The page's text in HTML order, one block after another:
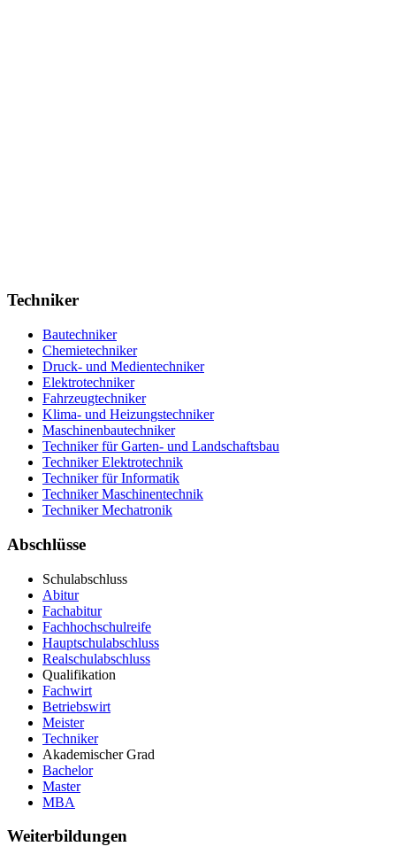
Techniker
Bautechniker
Chemietechniker
Druck- und Medientechniker
Elektrotechniker
Fahrzeugtechniker
Klima- und Heizungstechniker
Maschinenbautechniker
Techniker für Garten- und Landschaftsbau
Techniker Elektrotechnik
Techniker für Informatik
Techniker Maschinentechnik
Techniker Mechatronik
Abschlüsse
Schulabschluss
Abitur
Fachabitur
Fachhochschulreife
Hauptschulabschluss
Realschulabschluss
Qualifikation
Fachwirt
Betriebswirt
Meister
Techniker
Akademischer Grad
Bachelor
Master
MBA
Weiterbildungen